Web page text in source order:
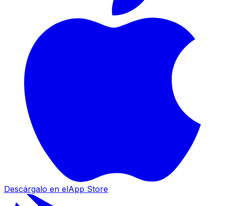
Descárgalo en elApp Store